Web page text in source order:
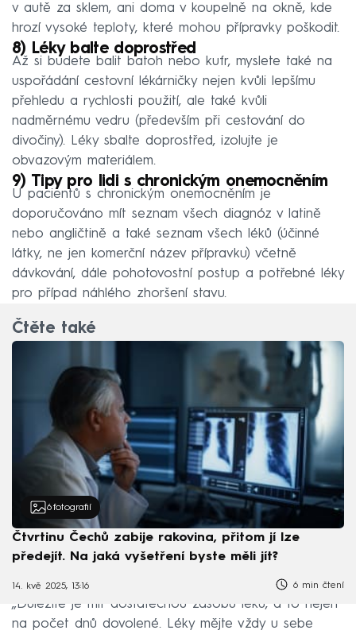
v autě za sklem, ani doma v koupelně na okně, kde
hrozí vysoké teploty, které mohou přípravky poškodit.
8) Léky balte doprostřed
Až si budete balit batoh nebo kufr, myslete také na
uspořádání cestovní lékárničky nejen kvůli lepšímu
přehledu a rychlosti použití, ale také kvůli
nadměrnému vedru (především při cestování do
divočiny). Léky sbalte doprostřed, izolujte je
obvazovým materiálem.
9) Tipy pro lidi s chronickým onemocněním
U pacientů s chronickým onemocněním je
doporučováno mít seznam všech diagnóz v latině
nebo angličtině a také seznam všech léků (účinné
látky, ne jen komerční název přípravku) včetně
dávkování, dále pohotovostní postup a potřebné léky
pro případ náhlého zhoršení stavu.
Čtěte také
6 fotografií
Čtvrtinu Čechů zabije rakovina, přitom jí lze
předejít. Na jaká vyšetření byste měli jít?
14. kvě 2025, 13:16 6 min čtení
„Důležité je mít dostatečnou zásobu léků, a to nejen
na počet dnů dovolené. Léky mějte vždy u sebe